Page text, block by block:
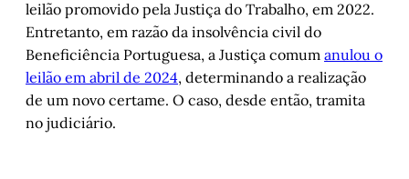
leilão promovido pela Justiça do Trabalho, em 2022.
Entretanto, em razão da insolvência civil do
Beneficiência Portuguesa, a Justiça comum anulou o
leilão em abril de 2024, determinando a realização
de um novo certame. O caso, desde então, tramita
no judiciário.